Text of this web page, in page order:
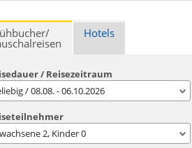
Hotels
/ Reisezeitraum
/ 08.08. - 06.10.2026
2, Kinder0